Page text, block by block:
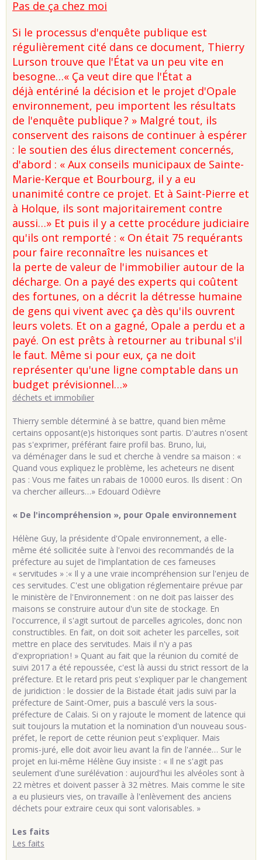
Pas de ça chez moi
Si le processus d'enquête publique est
régulièrement cité dans ce document, Thierry
Lurson trouve que l'État va un peu vite en
besogne…« Ça veut dire que l'État a
déjà entériné la décision et le projet d'Opale
environnement, peu importent les résultats
de l'enquête publique ? » Malgré tout, ils
conservent des raisons de continuer à espérer
: le soutien des élus directement concernés,
d'abord : « Aux conseils municipaux de Sainte-
Marie-Kerque et Bourbourg, il y a eu
unanimité contre ce projet. Et à Saint-Pierre et
à Holque, ils sont majoritairement contre
aussi…» Et puis il y a cette procédure judiciaire
qu'ils ont remporté : « On était 75 requérants
pour faire reconnaître les nuisances et
la perte de valeur de l'immobilier autour de la
décharge. On a payé des experts qui coûtent
des fortunes, on a décrit la détresse humaine
de gens qui vivent avec ça dès qu'ils ouvrent
leurs volets. Et on a gagné, Opale a perdu et a
payé. On est prêts à retourner au tribunal s'il
le faut. Même si pour eux, ça ne doit
représenter qu'une ligne comptable dans un
budget prévisionnel…»
déchets et immobilier
Thierry semble déterminé à se battre, quand bien même
certains opposant(e)s historiques sont partis. D'autres n'osent
pas s'exprimer, préférant faire profil bas. Bruno, lui,
va déménager dans le sud et cherche à vendre sa maison : «
Quand vous expliquez le problème, les acheteurs ne disent
pas : Vous me faites un rabais de 10000 euros. Ils disent : On
va chercher ailleurs…» Edouard Odièvre
« De l'incompréhension », pour Opale environnement
Hélène Guy, la présidente d'Opale environnement, a elle-
même été sollicitée suite à l'envoi des recommandés de la
préfecture au sujet de l'implantation de ces fameuses
« servitudes » :« Il y a une vraie incompréhension sur l'enjeu de
ces servitudes. C'est une obligation réglementaire prévue par
le ministère de l'Environnement : on ne doit pas laisser des
maisons se construire autour d'un site de stockage. En
l'occurrence, il s'agit surtout de parcelles agricoles, donc non
constructibles. En fait, on doit soit acheter les parcelles, soit
mettre en place des servitudes. Mais il n'y a pas
d'expropriation ! » Quant au fait que la réunion du comité de
suivi 2017 a été repoussée, c'est là aussi du strict ressort de la
préfecture. Et le retard pris peut s'expliquer par le changement
de juridiction : le dossier de la Bistade était jadis suivi par la
préfecture de Saint-Omer, puis a basculé vers la sous-
préfecture de Calais. Si on y rajoute le moment de latence qui
suit toujours la mutation et la nomination d'un nouveau sous-
préfet, le report de cette réunion peut s'expliquer. Mais
promis-juré, elle doit avoir lieu avant la fin de l'année… Sur le
projet en lui-même Hélène Guy insiste : « Il ne s'agit pas
seulement d'une surélévation : aujourd'hui les alvéoles sont à
22 mètres et doivent passer à 32 mètres. Mais comme le site
a eu plusieurs vies, on travaille à l'enlèvement des anciens
déchets pour extraire ceux qui sont valorisables. »
Les faits
Les faits